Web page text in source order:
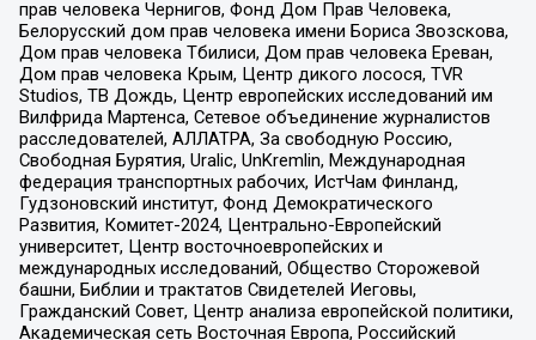
прав человека Чернигов, Фонд Дом Прав Человека,
Белорусский дом прав человека имени Бориса Звозскова,
Дом прав человека Тбилиси, Дом прав человека Ереван,
Дом прав человека Крым, Центр дикого лосося, TVR
Studios, ТВ Дождь, Центр европейских исследований им
Вилфрида Мартенса, Сетевое объединение журналистов
расследователей, АЛЛАТРА, За свободную Россию,
Свободная Бурятия, Uralic, UnKremlin, Международная
федерация транспортных рабочих, ИстЧам Финланд,
Гудзоновский институт, Фонд Демократического
Развития, Комитет-2024, Центрально-Европейский
университет, Центр восточноевропейских и
международных исследований, Общество Сторожевой
башни, Библии и трактатов Свидетелей Иеговы,
Гражданский Совет, Центр анализа европейской политики,
Академическая сеть Восточная Европа, Российский